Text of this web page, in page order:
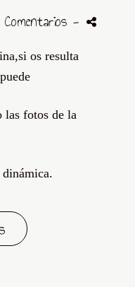
-
os resulta
las fotos de la